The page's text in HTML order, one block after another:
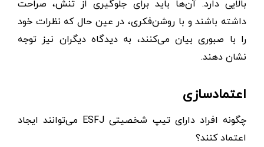
بالایی دارد. آن‌ها باید برای جلوگیری از تنش، صراحت
داشته باشند و با روشن‌فکری، در عین حال که نظرات خود
را با صبوری بیان می‌کنند، به دیدگاه دیگران نیز توجه
نشان دهند.
اعتمادسازی
چگونه افراد دارای تیپ شخصیتی ESFJ می‌توانند ایجاد
اعتماد کنند؟